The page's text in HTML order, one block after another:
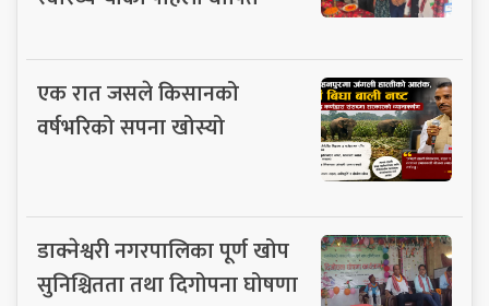
एक रात जसले किसानको
वर्षभरिको सपना खोस्यो
डाक्नेश्वरी नगरपालिका पूर्ण खोप
सुनिश्चितता तथा दिगोपना घोषणा